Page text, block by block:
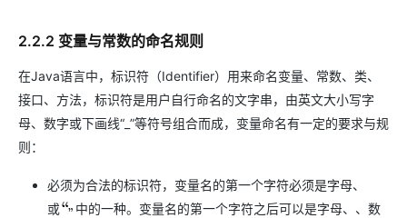
2.2.2 变量与常数的命名规则
在Java语言中，标识符（Identifier）用来命名变量、常数、类、
接口、方法，标识符是用户自行命名的文字串，由英文大小写字
母、数字或下画线“_”等符号组合而成，变量命名有一定的要求与规
则：
必须为合法的标识符，变量名的第一个字符必须是字母、
或 中的一种。 变量名 的第一个字符之 后可 以是字母、
或“”中的一种。 变量名的第一个字符之后可以是字母、 、数